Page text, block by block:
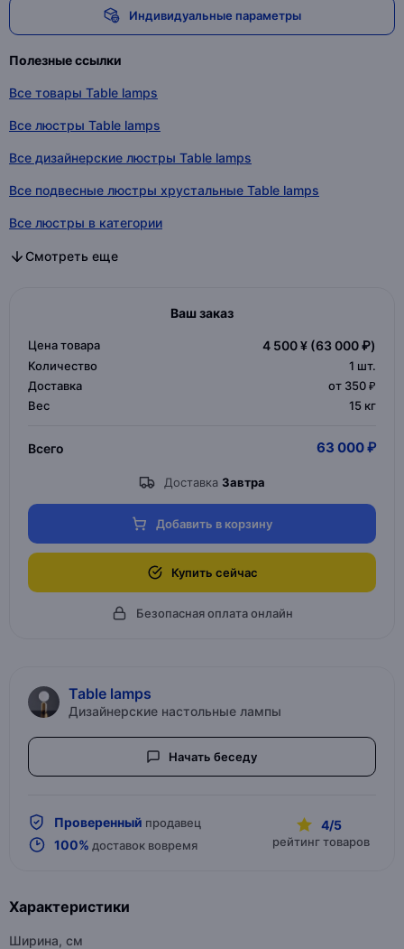
Индивидуальные параметры
Полезные ссылки
Все товары Table lamps
Все люстры Table lamps
Все дизайнерские люстры Table lamps
Все подвесные люстры хрустальные Table lamps
Все люстры в категории
Все дизайнерские люстры в категории
Все подвесные люстры хрустальные в категории
Смотреть еще
Ваш заказ
Цена товара 4 500 ¥ (63 000 ₽)
Количество 1 шт.
Доставка
от 350 ₽
Вес
15 кг
Всего 63 000 ₽
Доставка Завтра
Добавить в корзину
Купить сейчас
Безопасная оплата онлайн
Table lamps
Дизайнерские настольные лампы
Начать беседу
Проверенный продавец
100% доставок вовремя
4/5
рейтинг товаров
Характеристики
Ширина, см